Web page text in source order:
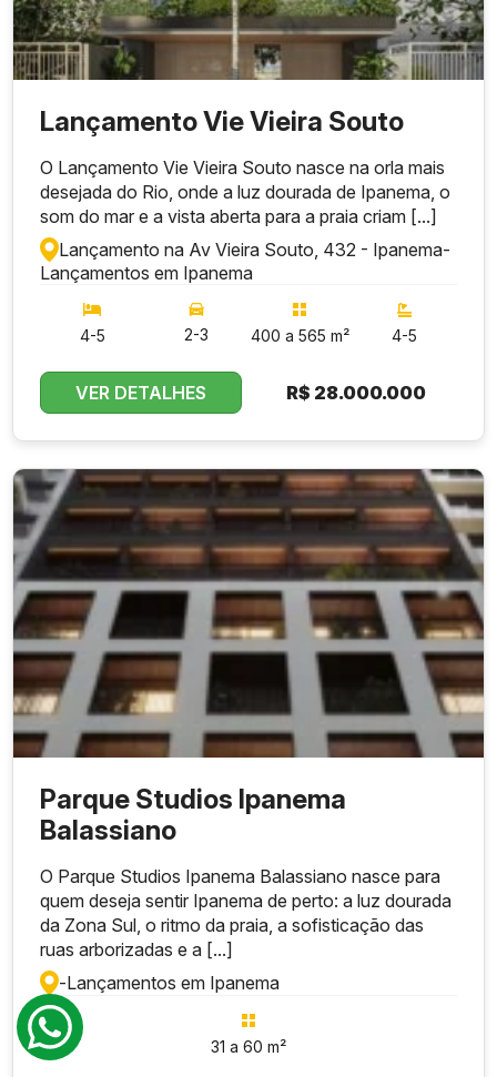
Lançamento Vie Vieira Souto
O Lançamento Vie Vieira Souto nasce na orla mais
desejada do Rio, onde a luz dourada de Ipanema, o
som do mar e a vista aberta para a praia criam [...]
Lançamento na Av Vieira Souto, 432 - Ipanema-
Lançamentos em Ipanema
4-5 2-3 400 a 565 m² 4-5
VER DETALHES R$ 28.000.000
Parque Studios Ipanema
Balassiano
O Parque Studios Ipanema Balassiano nasce para
quem deseja sentir Ipanema de perto: a luz dourada
da Zona Sul, o ritmo da praia, a sofisticação das
ruas arborizadas e a [...]
-Lançamentos em Ipanema
31 a 60 m²